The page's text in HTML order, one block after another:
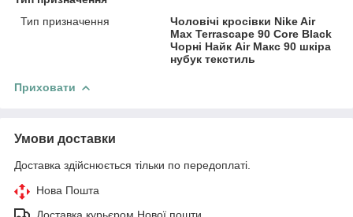
Тип призначення
Чоловічі кросівки Nike Air
Max Terrascape 90 Core Black
Чорні Найк Аir Макс 90 шкіра
нубук текстиль
Приховати
Умови доставки
Доставка здійснюється тільки по передоплаті.
Нова Пошта